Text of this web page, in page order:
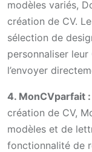
modèles variés,
création de CV.
sélection de
personnaliser
l’envoyer
4. MonCVparfait :
création de CV,
modèles et de
fonctionnalité de